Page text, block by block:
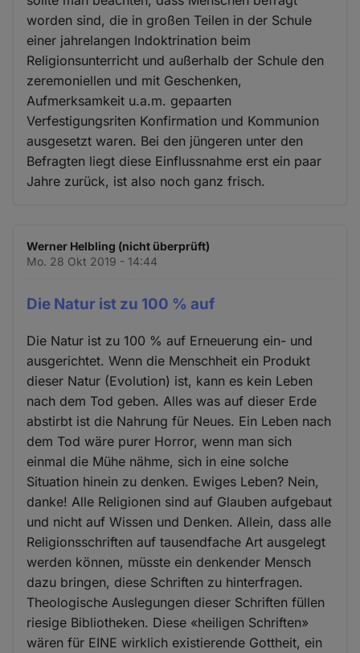
worden sind, die in großen Teilen in der Schule
einer jahrelangen Indoktrination beim
Religionsunterricht und außerhalb der Schule den
zeremoniellen und mit Geschenken,
Aufmerksamkeit u.a.m. gepaarten
Verfestigungsriten Konfirmation und Kommunion
ausgesetzt waren. Bei den jüngeren unter den
Befragten liegt diese Einflussnahme erst ein paar
Jahre zurück, ist also noch ganz frisch.
Werner Helbling (nicht überprüft)
Mo. 28 Okt 2019 - 14:44
Die Natur ist zu 100 % auf
Die Natur ist zu 100 % auf Erneuerung ein- und
ausgerichtet. Wenn die Menschheit ein Produkt
dieser Natur (Evolution) ist, kann es kein Leben
nach dem Tod geben. Alles was auf dieser Erde
abstirbt ist die Nahrung für Neues. Ein Leben nach
dem Tod wäre purer Horror, wenn man sich
einmal die Mühe nähme, sich in eine solche
Situation hinein zu denken. Ewiges Leben? Nein,
danke! Alle Religionen sind auf Glauben aufgebaut
und nicht auf Wissen und Denken. Allein, dass alle
Religionsschriften auf tausendfache Art ausgelegt
werden können, müsste ein denkender Mensch
dazu bringen, diese Schriften zu hinterfragen.
Theologische Auslegungen dieser Schriften füllen
riesige Bibliotheken. Diese «heiligen Schriften»
wären für EINE wirklich existierende Gottheit, ein